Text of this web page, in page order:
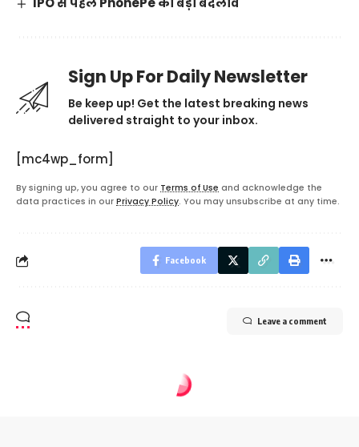
Sign Up For Daily Newsletter
Be keep up! Get the latest breaking news
delivered straight to your inbox.
[mc4wp_form]
By signing up, you agree to our Terms of Use and acknowledge the
data practices in our Privacy Policy. You may unsubscribe at any time.
Facebook
Leave a comment